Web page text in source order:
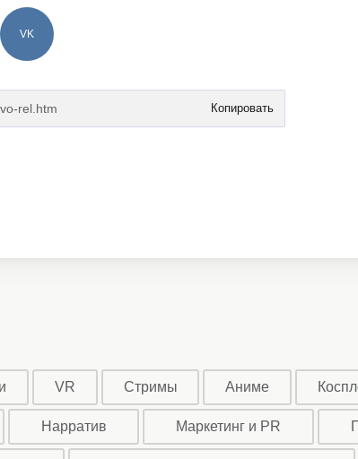
VK
Копировать
VR Стримы Аниме
Нарратив Маркетинг и PR